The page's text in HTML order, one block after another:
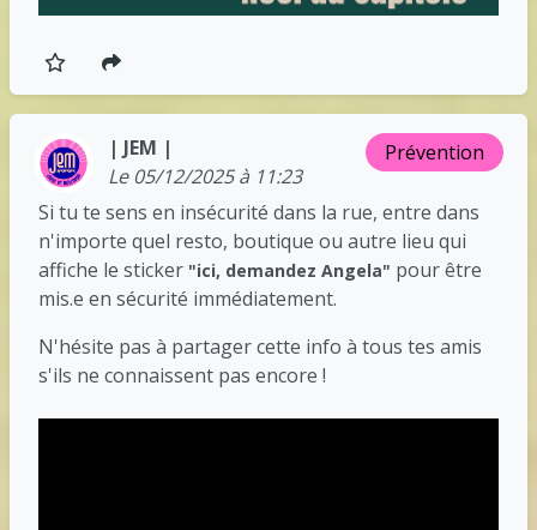
| JEM |
Le 05/12/2025 à 11:23
Prévention
Si tu te sens en insécurité dans la rue, entre dans
n'importe quel resto, boutique ou autre lieu qui
affiche le sticker "ici, demandez Angela" pour être
mis.e en sécurité immédiatement.
N'hésite pas à partager cette info à tous tes amis
s'ils ne connaissent pas encore !